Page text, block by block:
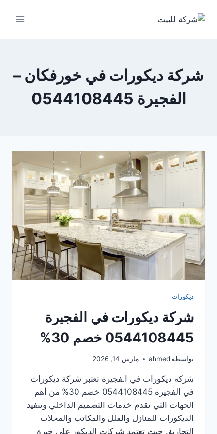
شركة ديكورات في خورفكان –
الفجيرة 0544108445
ديكورات
شركة ديكورات في الفجيرة
0544108445 خصم 30%
بواسطة ahmed مارس 14, 2026
شركة ديكورات في الفجيرة تعتبر شركة ديكورات
في الفجيرة 0544108445 خصم 30% من أهم
الجهات التي تقدم خدمات التصميم الداخلي وتنفيذ
الديكورات للمنازل والفلل والمكاتب والمحلات
التجارية. حيث تعتمد شركات الديكور على خبرة